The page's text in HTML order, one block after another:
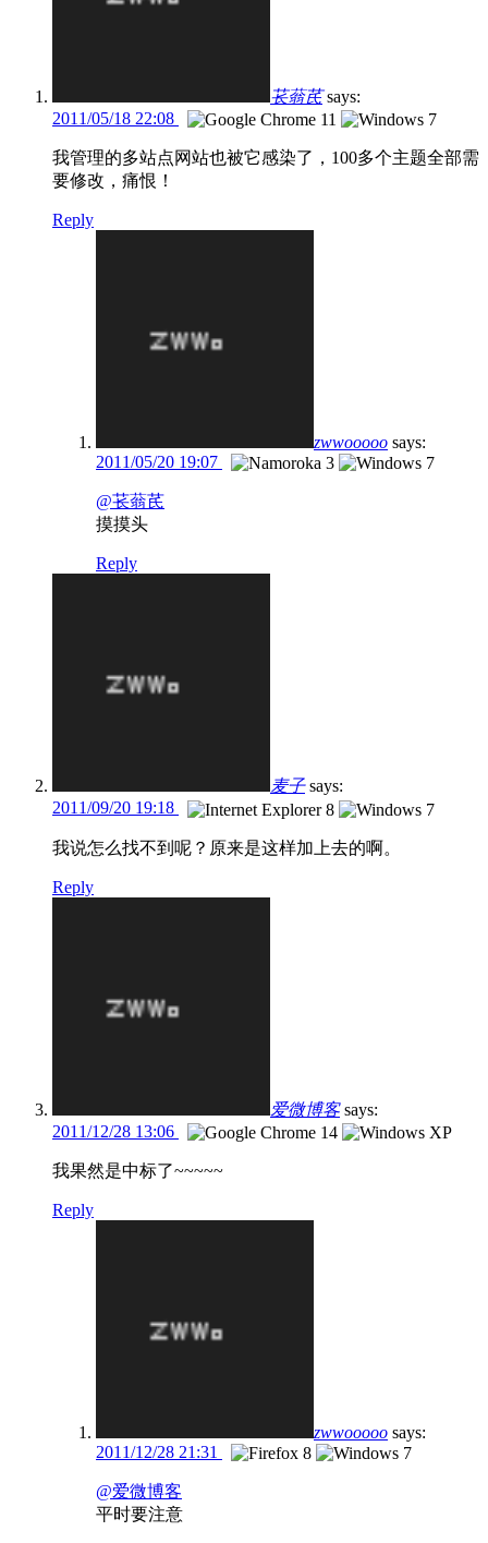
苌蓊芪 says:
2011/05/18 22:08
我管理的多站点网站也被它感染了，100多个主题全部需
要修改，痛恨！
Reply
zwwooooo says:
2011/05/20 19:07
@苌蓊芪
摸摸头
Reply
麦子 says:
2011/09/20 19:18
我说怎么找不到呢？原来是这样加上去的啊。
Reply
爱微博客 says:
2011/12/28 13:06
我果然是中标了~~~~~
Reply
zwwooooo says:
2011/12/28 21:31
@爱微博客
平时要注意